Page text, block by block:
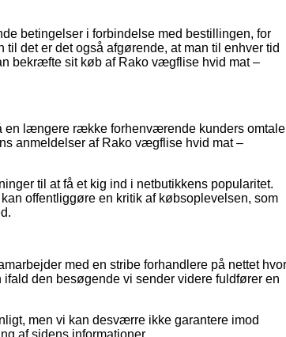
betingelser i forbindelse med bestillingen, for
det er det også afgørende, at man til enhver tid
bekræfte sit køb af Rako vægflise hvid mat –
en længere række forhenværende kunders
anmeldelser af Rako vægflise hvid mat –
til at få et kig ind i netbutikkens popularitet.
offentliggøre en kritik af købsoplevelsen, som
med en stribe forhandlere på nettet
den besøgende vi sender videre fuldfører en
men vi kan desværre ikke garantere imod
af sidens informationer.